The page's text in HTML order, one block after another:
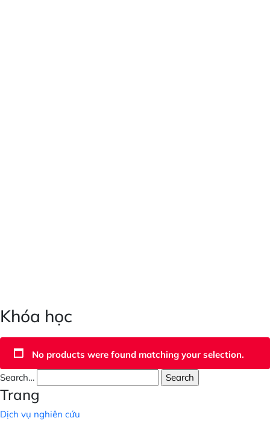
Khóa học
No products were found matching your selection.
Search…
Trang
Dịch vụ nghiên cứu